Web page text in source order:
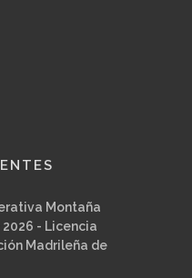
Montaña
2026 - Licencia
Madrileña de